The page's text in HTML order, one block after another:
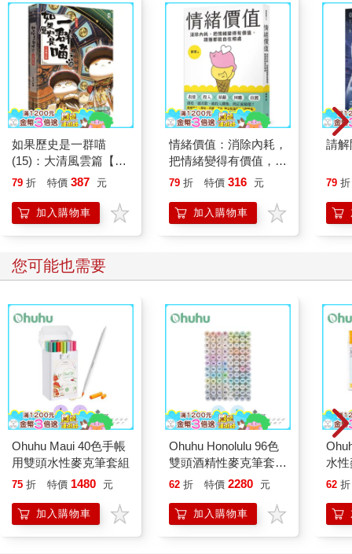
如果歷史是一群喵
(15)：大清風雲篇【萌
貓漫畫學歷史】
79 折 特價 387 元
加入購物車
情緒價值：消除內耗，
把情緒變得有價值，跟
誰都能自在相處
79 折 特價 316 元
加入購物車
請解
79 折
您可能也需要
Ohuhu Maui 40色手帳
用雙頭水性麥克筆套組
75 折 特價 1480 元
加入購物車
Ohuhu Honolulu 96色
雙頭酒精性麥克筆套組
- 柔和色系
62 折 特價 2280 元
加入購物車
水
包裝
62 折